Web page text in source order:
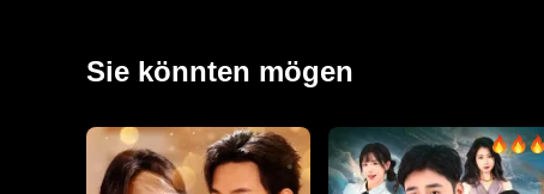
Sie könnten mögen